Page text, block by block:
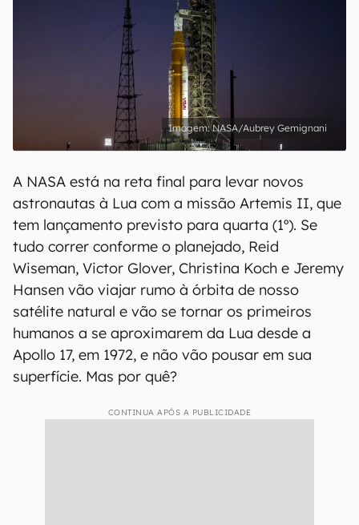
NASA/Aubrey Gemignani
A NASA está na reta final para levar novos
astronautas à Lua com a missão Artemis II, que
tem lançamento previsto para quarta (1º). Se
tudo correr conforme o planejado, Reid
Wiseman, Victor Glover, Christina Koch e Jeremy
Hansen vão viajar rumo à órbita de nosso
satélite natural e vão se tornar os primeiros
humanos a se aproximarem da Lua desde a
Apollo 17, em 1972, e não vão pousar em sua
superfície. Mas por quê?
CONTINUA APÓS A PUBLICIDADE